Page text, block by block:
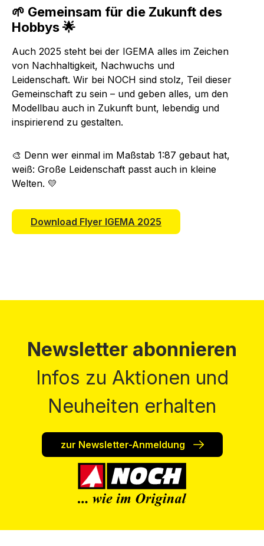
🌱 Gemeinsam für die Zukunft des
Hobbys 🌟
Auch 2025 steht bei der IGEMA alles im Zeichen
von Nachhaltigkeit, Nachwuchs und
Leidenschaft. Wir bei NOCH sind stolz, Teil dieser
Gemeinschaft zu sein – und geben alles, um den
Modellbau auch in Zukunft bunt, lebendig und
inspirierend zu gestalten.
🎨 Denn wer einmal im Maßstab 1:87 gebaut hat,
weiß: Große Leidenschaft passt auch in kleine
Welten. 💛
Download Flyer IGEMA 2025
Newsletter abonnieren
Infos zu Aktionen und
Neuheiten erhalten
zur Newsletter-Anmeldung